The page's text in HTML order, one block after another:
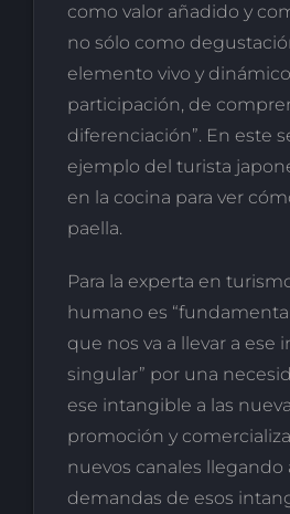
como valor añadido y
no sólo como
elemento vivo y
participación, de
diferenciación”. En este
ejemplo del turista
en la cocina para ver
paella.
Para la experta en
humano es
que nos va a llevar a ese
singular” por una
ese intangible a las
promoción y
nuevos canales llegando
demandas de esos